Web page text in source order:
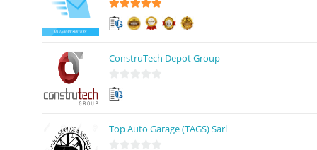
5
5sur 5
ConstruTech Depot Group
0
s
r
Top Auto Garage (TAGS) Sarl